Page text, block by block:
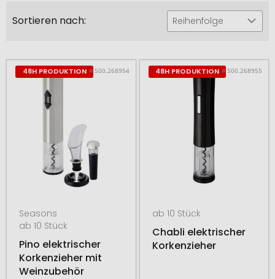
Sortieren nach: Reihenfolge
48H PRODUKTION # 500.268954
Seasons
ab 10 Stück
Pino elektrischer
Korkenzieher mit
Weinzubehör
48H PRODUKTION # 500.268955
ab 10 Stück
Chabli elektrischer
Korkenzieher